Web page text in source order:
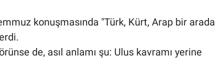
konuşmasında "Türk, Kürt, Arap bir arada
de, asıl anlamı şu: Ulus kavramı yerine